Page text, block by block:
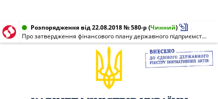
Розпорядження від 22.08.2018 № 580-р (Чинний)
Про затвердження фінансового плану державного підприємства "Укрхімтрансаміак" на 2018 рік